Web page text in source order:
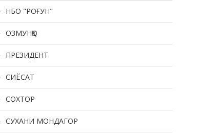
НБО "РОҒУН"
ОЗМУНҲО
ПРЕЗИДЕНТ
СИЁСАТ
СОХТОР
СУХАНИ МОНДАГОР